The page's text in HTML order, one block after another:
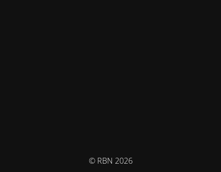
© RBN 2026